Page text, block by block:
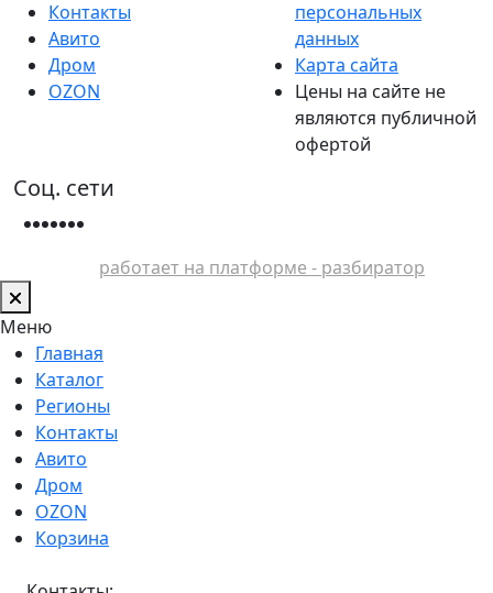
Контакты
Авито
Дром
OZON
персональных
данных
Карта сайта
Цены на сайте не
являются публичной
офертой
Соц. сети
работает на платформе - разбиратор
Меню
Главная
Каталог
Регионы
Контакты
Авито
Дром
OZON
Корзина